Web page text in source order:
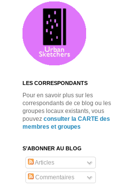
LES CORRESPONDANTS
Pour en savoir plus sur les
correspondants de ce blog ou les
groupes locaux existants, vous
pouvez consulter la CARTE des
membres et groupes
S’ABONNER AU BLOG
Articles
Commentaires